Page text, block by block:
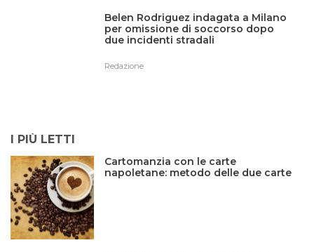
Belen Rodriguez indagata a Milano
per omissione di soccorso dopo
due incidenti stradali
Redazione
I PIÙ LETTI
Cartomanzia con le carte
napoletane: metodo delle due carte